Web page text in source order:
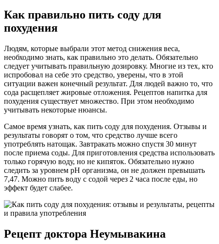
Как правильно пить соду для
похудения
Людям, которые выбрали этот метод снижения веса,
необходимо знать, как правильно это делать. Обязательно
следует учитывать правильную дозировку. Многие из тех, кто
испробовал на себе это средство, уверены, что в этой
ситуации важен конечный результат. Для людей важно то, что
сода расщепляет жировые отложения. Рецептов напитка для
похудения существует множество. При этом необходимо
учитывать некоторые нюансы.
Самое время узнать, как пить соду для похудения. Отзывы и
результаты говорят о том, что средство лучше всего
употреблять натощак. Завтракать можно спустя 30 минут
после приема соды. Для приготовления средства использовать
только горячую воду, но не кипяток. Обязательно нужно
следить за уровнем pH организма, он не должен превышать
7,47. Можно пить воду с содой через 2 часа после еды, но
эффект будет слабее.
Рецепт доктора Неумывакина